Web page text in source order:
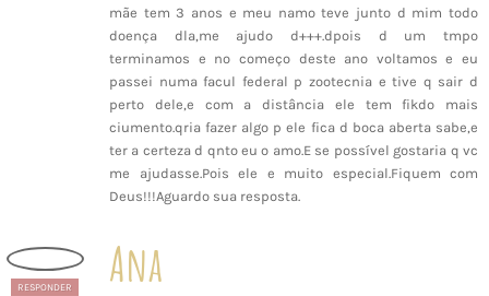
mãe tem 3 anos e meu namo teve junto d mim todo
doença dla,me ajudo d+++.dpois d um tmpo
terminamos e no começo deste ano voltamos e eu
passei numa facul federal p zootecnia e tive q sair d
perto dele,e com a distância ele tem fikdo mais
ciumento.qria fazer algo p ele fica d boca aberta sabe,e
ter a certeza d qnto eu o amo.E se possível gostaria q vc
me ajudasse.Pois ele e muito especial.Fiquem com
Deus!!!Aguardo sua resposta.
RESPONDER Ana